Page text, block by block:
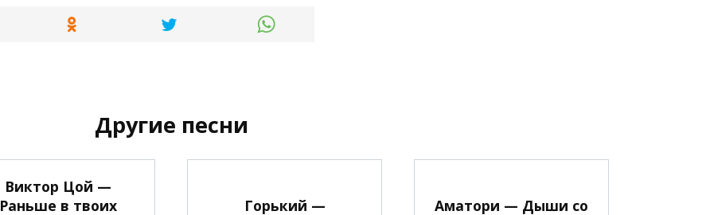
Другие песни
Виктор Цой —
Раньше в твоих
Горький —
Аматори — Дыши со